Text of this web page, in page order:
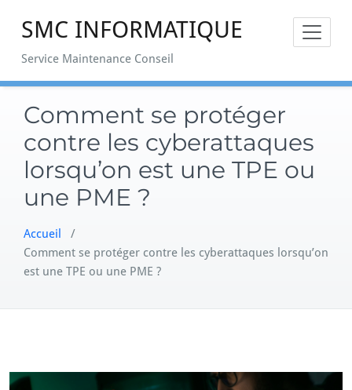
SMC INFORMATIQUE
Service Maintenance Conseil
Comment se protéger
contre les cyberattaques
lorsqu’on est une TPE ou
une PME ?
Accueil
/
Comment se protéger contre les cyberattaques lorsqu’on
est une TPE ou une PME ?